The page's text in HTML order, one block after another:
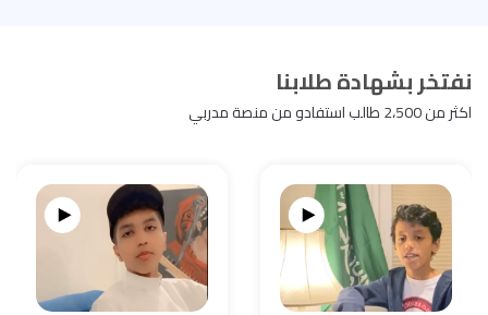
نفتخر بشهادة طلابنا
اكثر من 2،500 طالب استفادو من منصة مدربي